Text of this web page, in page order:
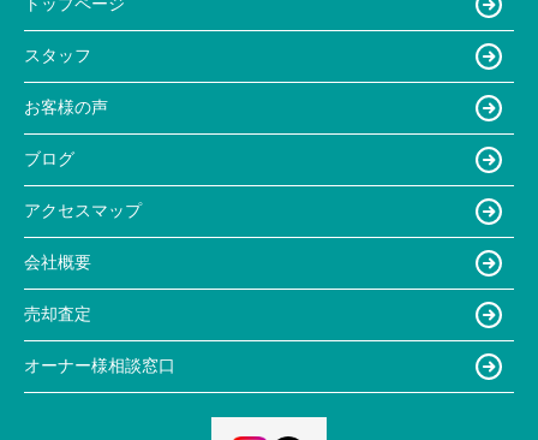
トップページ
スタッフ
お客様の声
ブログ
アクセスマップ
会社概要
売却査定
オーナー様相談窓口